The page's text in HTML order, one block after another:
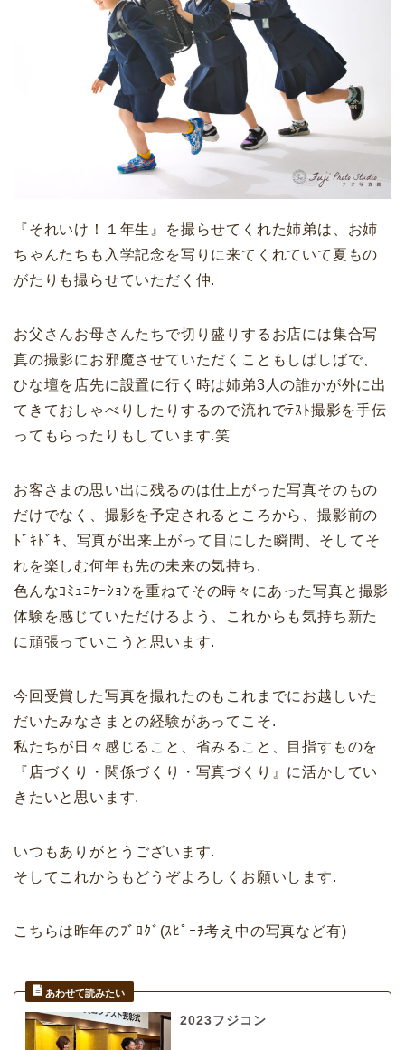
『それいけ！１年生』を撮らせてくれた姉弟は、お姉
ちゃんたちも入学記念を写りに来てくれていて夏もの
がたりも撮らせていただく仲.
お父さんお母さんたちで切り盛りするお店には集合写
真の撮影にお邪魔させていただくこともしばしばで、
ひな壇を店先に設置に行く時は姉弟3人の誰かが外に出
てきておしゃべりしたりするので流れでﾃｽﾄ撮影を手伝
ってもらったりもしています.笑
お客さまの思い出に残るのは仕上がった写真そのもの
だけでなく、撮影を予定されるところから、撮影前の
ﾄﾞｷﾄﾞｷ、写真が出来上がって目にした瞬間、そしてそ
れを楽しむ何年も先の未来の気持ち.
色んなｺﾐｭﾆｹｰｼｮﾝを重ねてその時々にあった写真と撮影
体験を感じていただけるよう、これからも気持ち新た
に頑張っていこうと思います.
今回受賞した写真を撮れたのもこれまでにお越しいた
だいたみなさまとの経験があってこそ.
私たちが日々感じること、省みること、目指すものを
『店づくり・関係づくり・写真づくり』に活かしてい
きたいと思います.
いつもありがとうございます.
そしてこれからもどうぞよろしくお願いします.
こちらは昨年のﾌﾞﾛｸﾞ(ｽﾋﾟｰﾁ考え中の写真など有)
2023フジコン